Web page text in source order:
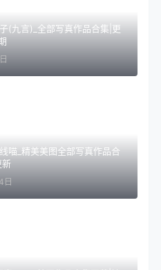
(九言)_全部写真作品合集|更
喵_精美美图全部写真作品合
新
日